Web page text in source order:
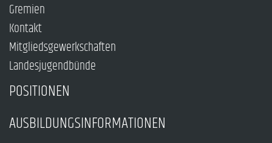
Gremien
Kontakt
Mitgliedsgewerkschaften
Landesjugendbünde
POSITIONEN
AUSBILDUNGSINFORMATIONEN